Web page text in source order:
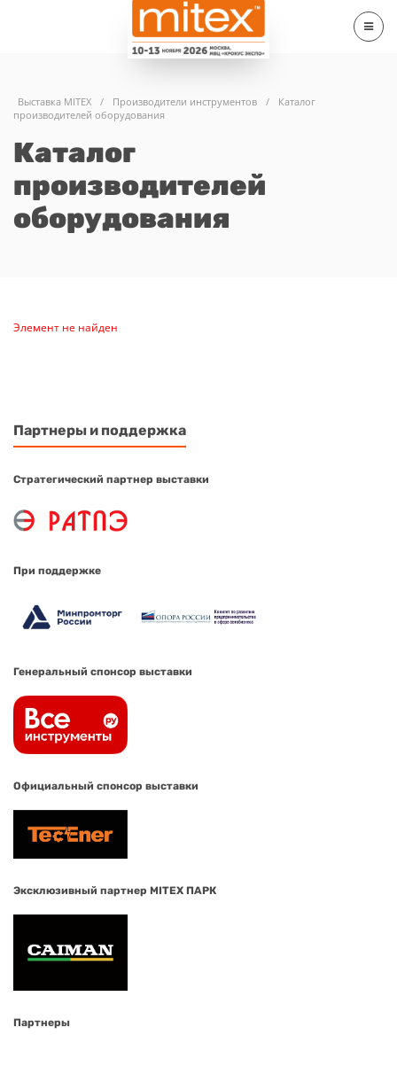
Выставка MITEX / Производители инструментов /
Каталог
производителей оборудования
Каталог
производителей
оборудования
Элемент не найден
Партнеры и поддержка
Стратегический партнер выставки
При поддержке
Генеральный спонсор выставки
Официальный спонсор выставки
Эксклюзивный партнер MITEX ПАРК
Партнеры